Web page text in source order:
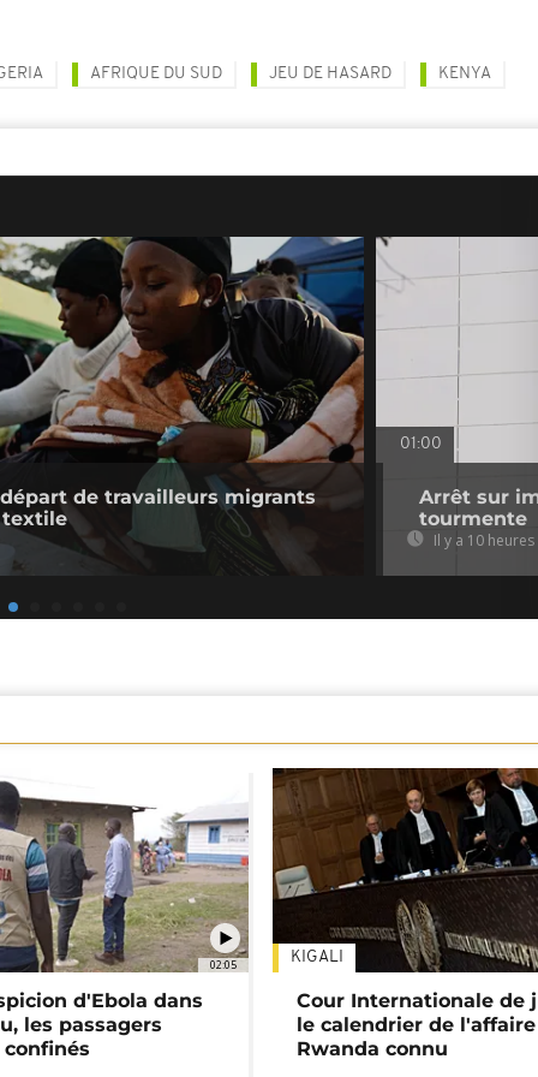
AFRIQUE DU SUD JEU DE HASARD KENYA
de travailleurs migrants
01:00
Arrêt sur
tourmente
Il y a 10 heures
02:05
d'Ebola dans
les passagers
KIGALI
Cour Internationale de
le calendrier de l'affaire
Rwanda connu